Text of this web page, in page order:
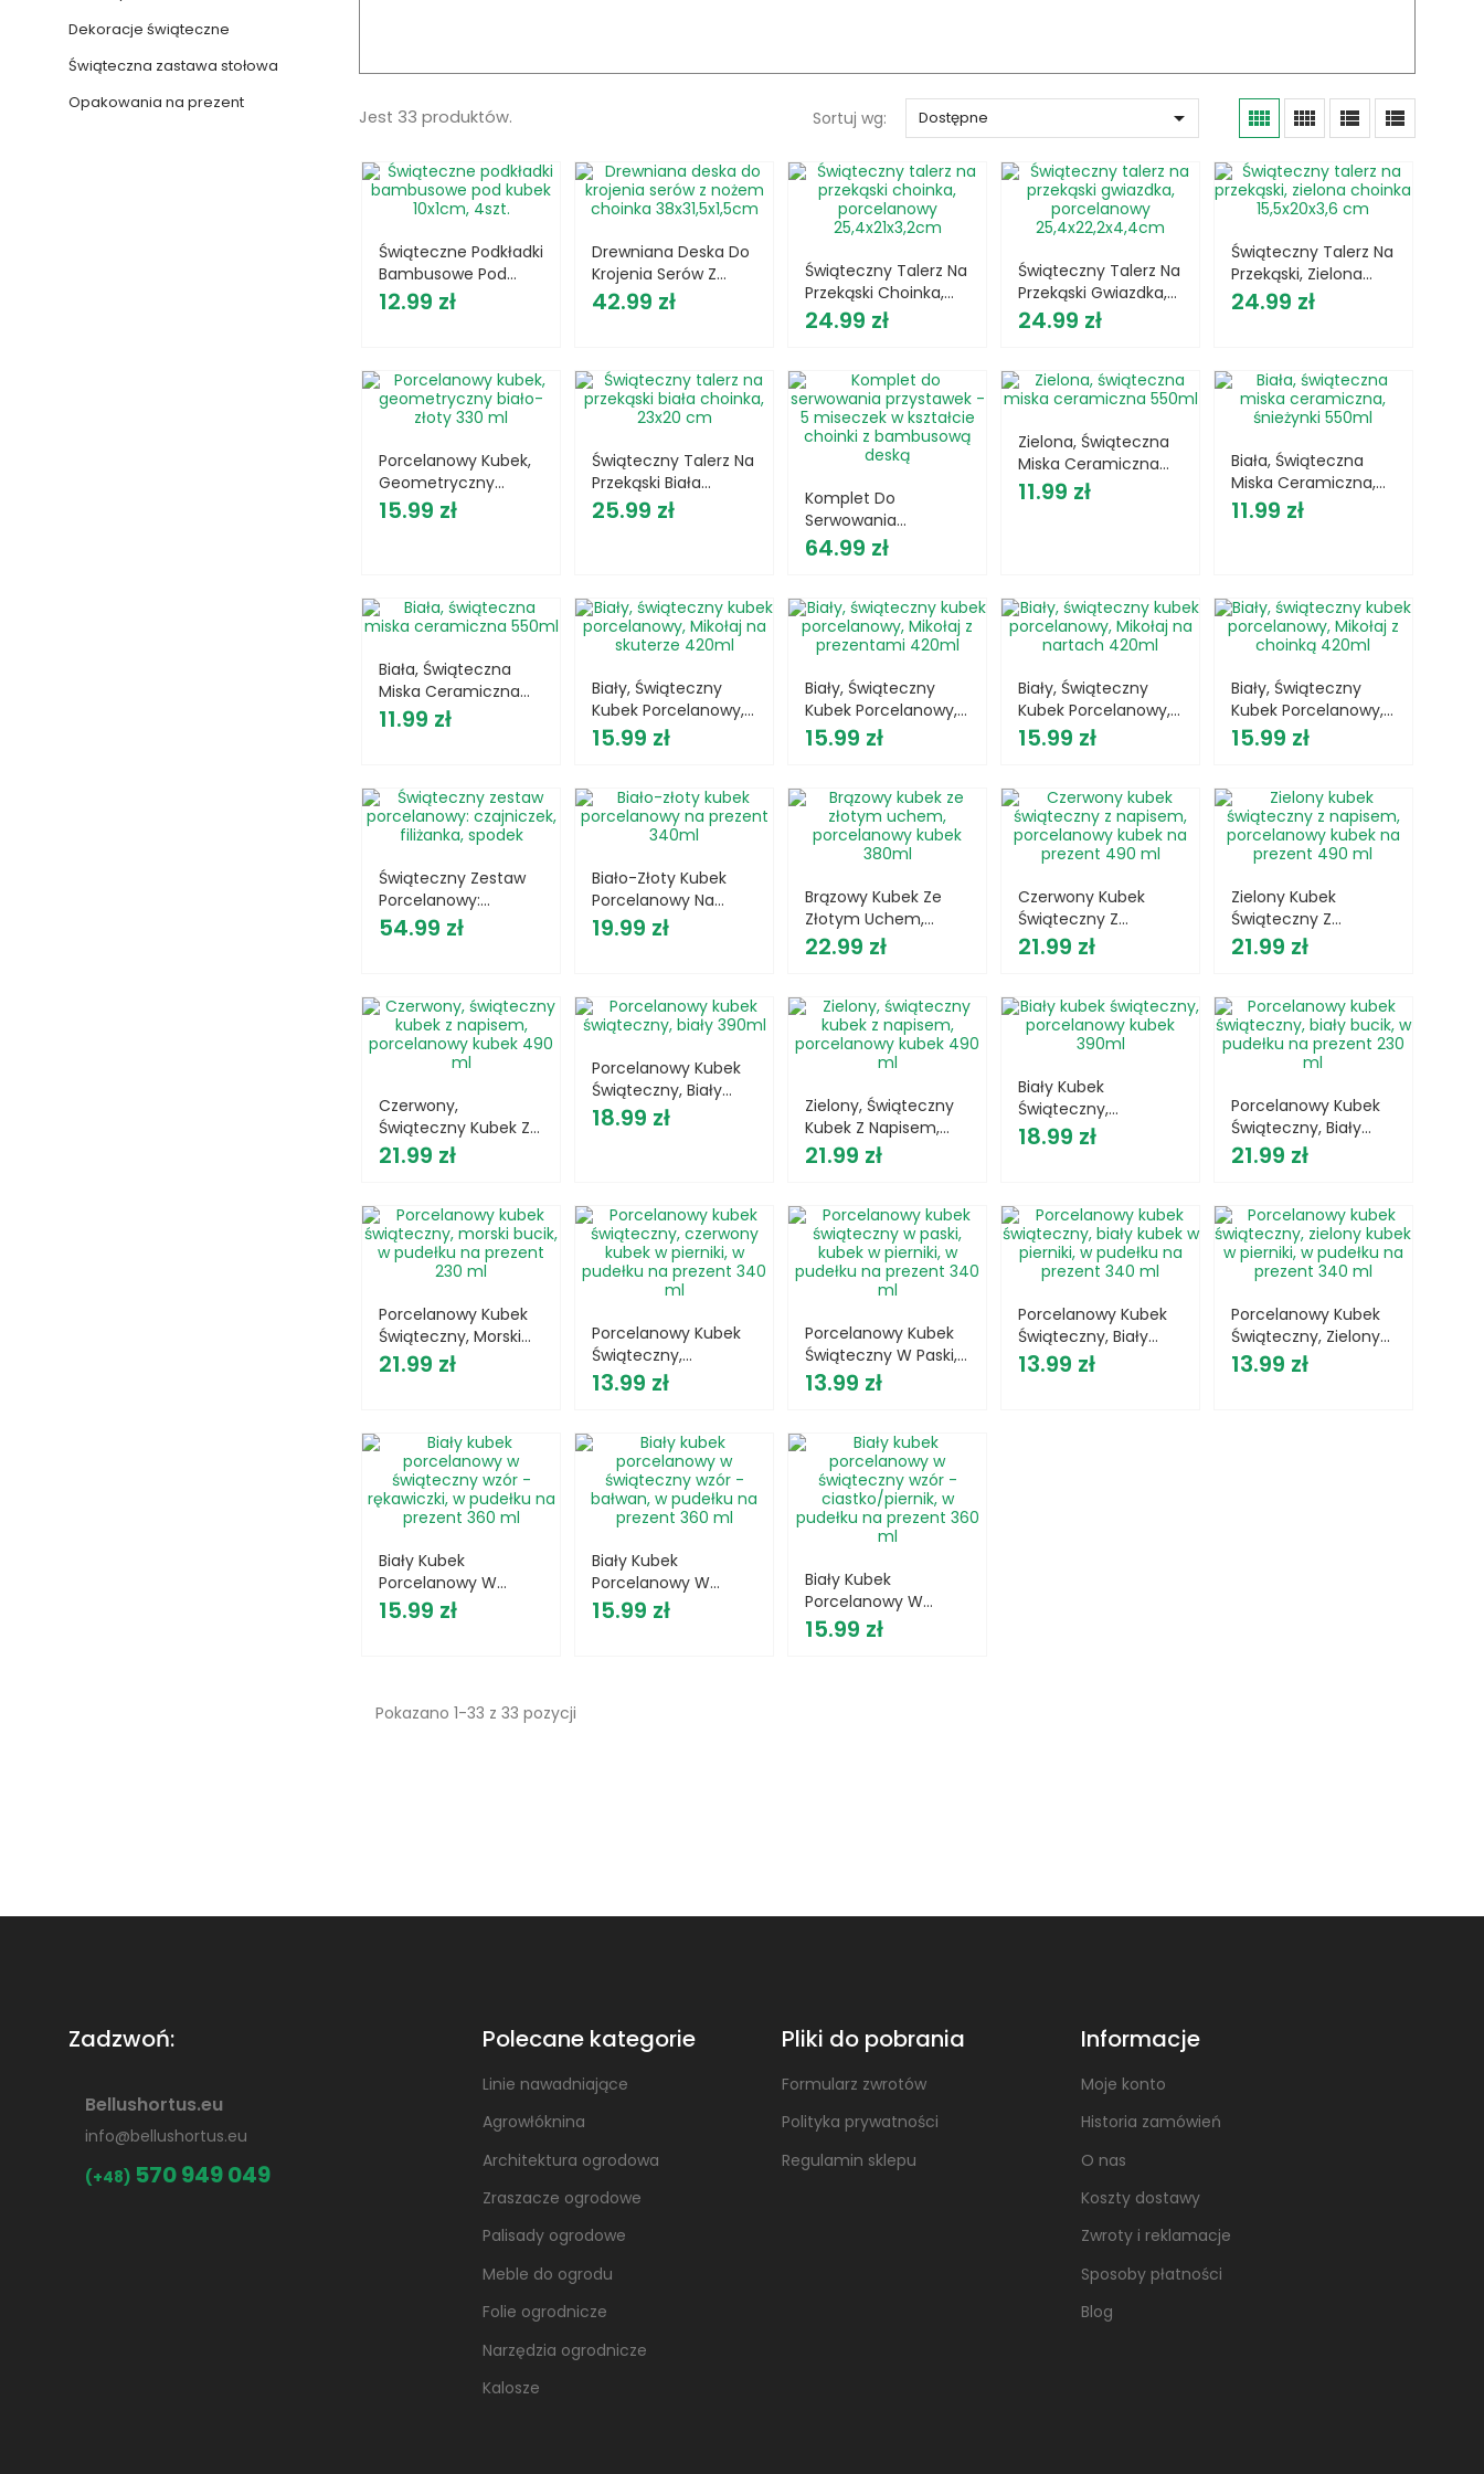
Dekoracje świąteczne
Świąteczna zastawa stołowa
Opakowania na prezent
Jest 33 produktów. Sortuj wg: Dostępne     
Świąteczne Podkładki
Bambusowe Pod
Kubek 10x1cm, 4szt.
Cena
12.99 zł
Drewniana Deska Do
Krojenia Serów Z
Nożem Choinka
Cena
42.99 zł
Świąteczny Talerz Na
Przekąski Choinka,
Porcelanowy
Cena
24.99 zł
Świąteczny Talerz Na
Przekąski Gwiazdka,
Porcelanowy
Cena
24.99 zł
Świąteczny Talerz Na
Przekąski, Zielona
Choinka 15,5x20x3,6
Cena
24.99 zł
Porcelanowy Kubek,
Geometryczny
Biało-Złoty 330 Ml
Cena
15.99 zł
Świąteczny Talerz Na
Przekąski Biała
Choinka, 23x20 Cm
Cena
25.99 zł
Komplet Do
Serwowania
Przystawek - 5
Bambusową Deską
Cena
64.99 zł
Zielona, Świąteczna
Miska Ceramiczna
550ml
Cena
11.99 zł
Biała, Świąteczna
Miska Ceramiczna,
Śnieżynki 550ml
Cena
11.99 zł
Biała, Świąteczna
Miska Ceramiczna
550ml
Cena
11.99 zł
Biały, Świąteczny
Kubek Porcelanowy,
Mikołaj Na Skuterze
Cena
15.99 zł
Biały, Świąteczny
Kubek Porcelanowy,
Mikołaj Z Prezentami
Cena
15.99 zł
Biały, Świąteczny
Kubek Porcelanowy,
Mikołaj Na Nartach
Cena
15.99 zł
Biały, Świąteczny
Kubek Porcelanowy,
Mikołaj Z Choinką
Cena
15.99 zł
Świąteczny Zestaw
Porcelanowy:
Czajniczek, Filiżanka,
Cena
54.99 zł
Biało-Złoty Kubek
Porcelanowy Na
Prezent 340ml
Cena
19.99 zł
Brązowy Kubek Ze
Złotym Uchem,
Porcelanowy Kubek
Cena
22.99 zł
Czerwony Kubek
Świąteczny Z
Napisem,
Cena
21.99 zł
Zielony Kubek
Świąteczny Z
Napisem,
Cena
21.99 zł
Czerwony,
Świąteczny Kubek Z
Napisem,
Cena
21.99 zł
Porcelanowy Kubek
Świąteczny, Biały
390ml
Cena
18.99 zł
Zielony, Świąteczny
Kubek Z Napisem,
Porcelanowy Kubek
Cena
21.99 zł
Biały Kubek
Świąteczny,
Porcelanowy Kubek
Cena
18.99 zł
Porcelanowy Kubek
Świąteczny, Biały
Bucik, W Pudełku Na
Cena
21.99 zł
Porcelanowy Kubek
Świąteczny, Morski
Bucik, W Pudełku Na
Cena
21.99 zł
Porcelanowy Kubek
Świąteczny,
Czerwony Kubek W
Cena
13.99 zł
Porcelanowy Kubek
Świąteczny W Paski,
Kubek W Pierniki, W
Cena
13.99 zł
Porcelanowy Kubek
Świąteczny, Biały
Kubek W Pierniki, W
Cena
13.99 zł
Porcelanowy Kubek
Świąteczny, Zielony
Kubek W Pierniki, W
Cena
13.99 zł
Biały Kubek
Porcelanowy W
Świąteczny Wzór -
Cena
15.99 zł
Biały Kubek
Porcelanowy W
Świąteczny Wzór -
Cena
15.99 zł
Biały Kubek
Porcelanowy W
Świąteczny Wzór -
Cena
15.99 zł
Pokazano 1-33 z 33 pozycji
Zadzwoń:
Bellushortus.eu
info@bellushortus.eu
(+48) 570 949 049
Polecane kategorie
Linie nawadniające
Agrowłóknina
Architektura ogrodowa
Zraszacze ogrodowe
Palisady ogrodowe
Meble do ogrodu
Folie ogrodnicze
Narzędzia ogrodnicze
Kalosze
Pliki do pobrania
Formularz zwrotów
Polityka prywatności
Regulamin sklepu
Informacje
Moje konto
Historia zamówień
O nas
Koszty dostawy
Zwroty i reklamacje
Sposoby płatności
Blog